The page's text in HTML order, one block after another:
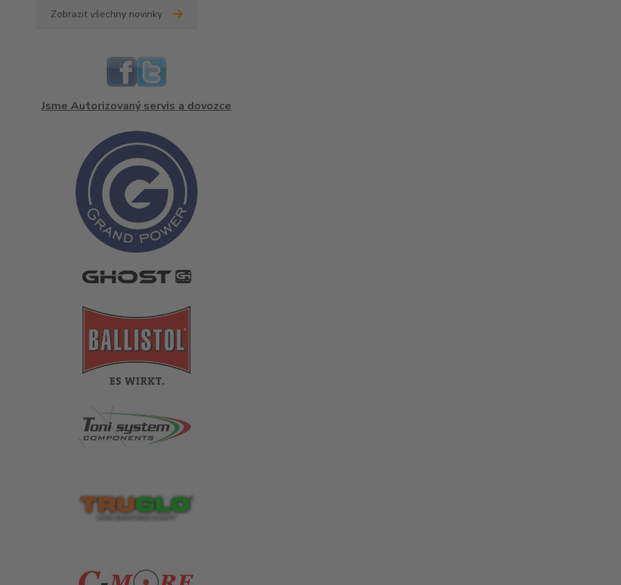
Zobrazit všechny novinky
Jsme Autorizovaný servis a dovozce